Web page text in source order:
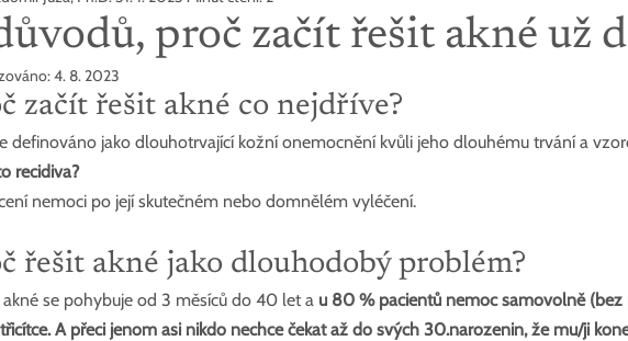
proč začít řešit akné už
4. 8. 2023
začít řešit akné co nejdříve?
definováno jako dlouhotrvající kožní onemocnění kvůli jeho dlouhému trvání a
recidiva?
nemoci po její skutečném nebo domnělém vyléčení.
řešit akné jako dlouhodobý problém?
akné se pohybuje od 3 měsíců do 40 let a u 80 % pacientů nemoc samovolně
A přeci jenom asi nikdo nechce čekat až do svých 30.narozenin, že mu/ji